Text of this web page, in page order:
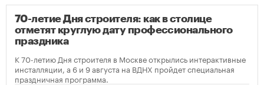
70-летие Дня строителя: как в столице
отметят круглую дату профессионального
праздника
К 70-летию Дня строителя в Москве открылись интерактивные
инсталляции, а 6 и 9 августа на ВДНХ пройдет специальная
праздничная программа.